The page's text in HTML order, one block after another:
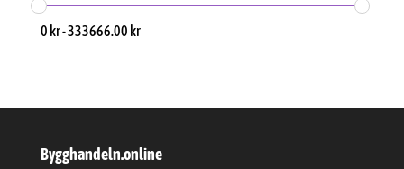
0 kr-333666.00 kr
Bygghandeln.online